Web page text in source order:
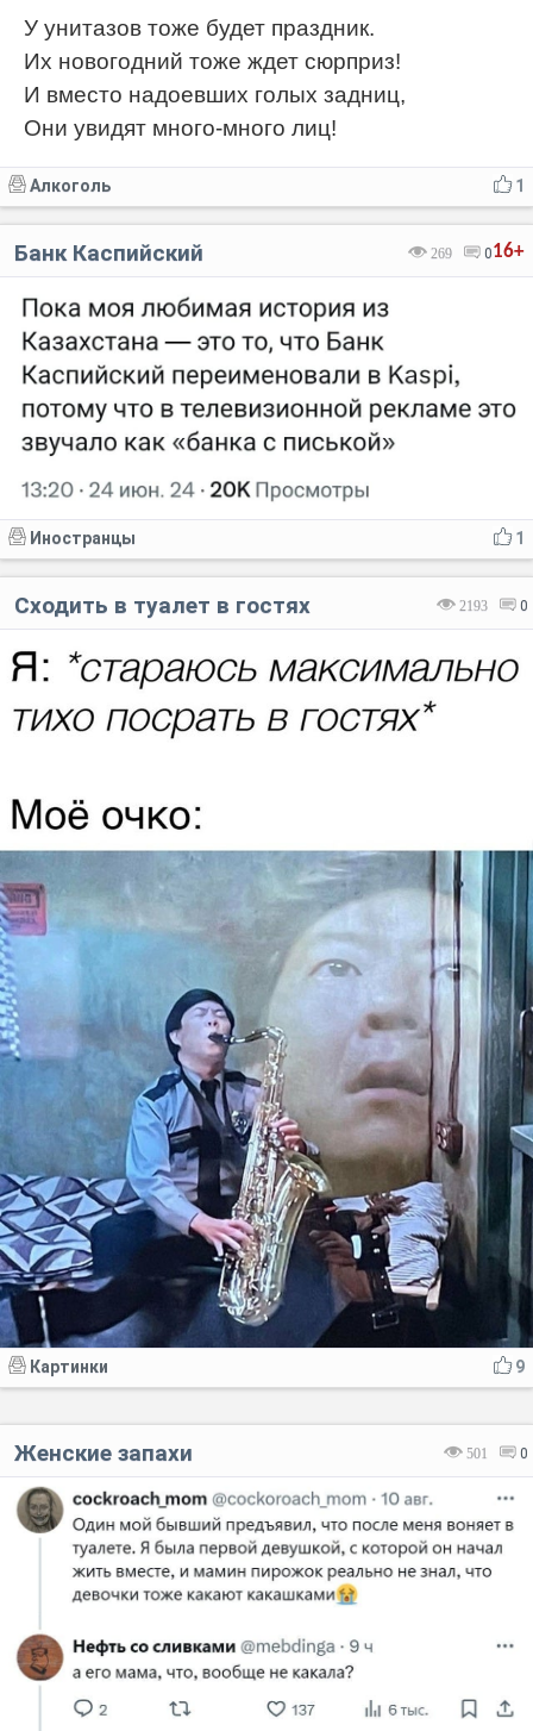
У унитазов тоже будет праздник.
Их новогодний тоже ждет сюрприз!
И вместо надоевших голых задниц,
Они увидят много-много лиц!
1
Алкоголь
16+
269 0
Банк Каспийский
1
Иностранцы
2193 0
Сходить в туалет в гостях
9
Картинки
501 0
Женские запахи